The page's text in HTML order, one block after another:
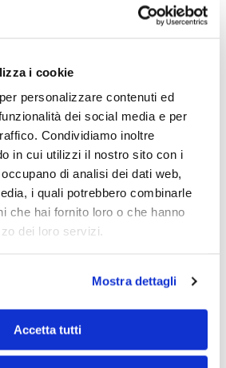
i cookie
personalizzare contenuti ed
dei social media e per
Condividiamo inoltre
in cui utilizzi il nostro sito con i
di analisi dei dati web,
i quali potrebbero combinarle
che hai fornito loro o che hanno
dei loro servizi.
Mostra dettagli
Accetta tutti
- 17:13
accademica raccontata
dottoressa